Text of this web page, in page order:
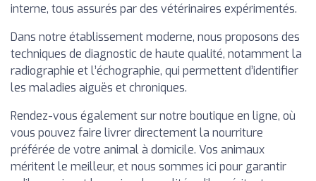
interne, tous assurés par des vétérinaires expérimentés.
Dans notre établissement moderne, nous proposons des
techniques de diagnostic de haute qualité, notamment la
radiographie et l’échographie, qui permettent d’identifier
les maladies aiguës et chroniques.
Rendez-vous également sur notre boutique en ligne, où
vous pouvez faire livrer directement la nourriture
préférée de votre animal à domicile. Vos animaux
méritent le meilleur, et nous sommes ici pour garantir